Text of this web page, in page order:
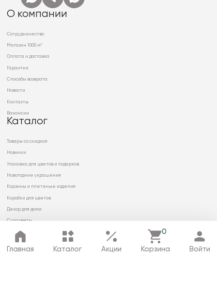
Главная Каталог Акции
0
Корзина Войти
О компании
Сотрудничество
Магазин 1000 м²
Оплата и доставка
Гарантии
Способы возврата
Новости
Контакты
Вакансии
Каталог
Товары со скидкой
Новинки
Упаковка для цветов и подарков
Новогодние украшения
Корзины и плетеные изделия
Коробки для цветов
Декор для дома
Сухоцветы
© 2026 ООО «МИРРЭЙ»